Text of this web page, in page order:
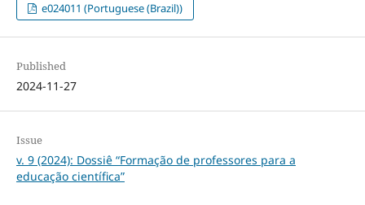
e024011 (Portuguese (Brazil))
Published
2024-11-27
Issue
v. 9 (2024): Dossiê “Formação de professores para a
educação científica”